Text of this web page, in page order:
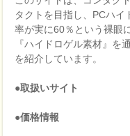
タクトを目指し、PCハ
率が実に60％という裸眼
『ハイドロゲル素材』を
を紹介しています。
●取扱いサイト
●価格情報